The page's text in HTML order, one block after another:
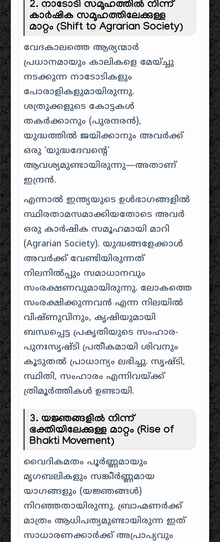
2. നാടോടി സമൂഹത്തിൽ നിന്ന്
കാർഷിക സമൂഹത്തിലേക്കുള്ള
മാറ്റം (Shift to Agrarian Society)
വേദകാലത്തെ ആര്യന്മാർ
പ്രധാനമായും കാലികളെ മേയ്ച്ചു
നടക്കുന്ന നാടോടികളും
പോരാളികളുമായിരുന്നു.
ശത്രുക്കളുടെ കോട്ടകൾ
തകർക്കാനും (പുരന്ദരൻ),
യുദ്ധത്തിൽ ജയിക്കാനും അവർക്ക്
ഒരു ‘യുദ്ധദേവന്റെ’
ആവശ്യമുണ്ടായിരുന്നു—അതാണ്
ഇന്ദ്രൻ.
എന്നാൽ ഇന്ത്യയുടെ ഉൾഭാഗങ്ങളിൽ
സ്ഥിരതാമസമാക്കിയതോടെ അവർ
ഒരു കാർഷിക സമൂഹമായി മാറി
(Agrarian Society). യുദ്ധങ്ങളേക്കാൾ
അവർക്ക് വേണ്ടിയിരുന്നത്
നിലനിൽപ്പും സമാധാനവും
സംരക്ഷണവുമായിരുന്നു. ലോകത്തെ
സംരക്ഷിക്കുന്നവൻ എന്ന നിലയിൽ
വിഷ്ണുവിനും, കൃഷിയുമായി
ബന്ധപ്പെട്ട പ്രകൃതിയുടെ സംഹാര-
പുനഃസൃഷ്ടി പ്രതീകമായി ശിവനും
കൂടുതൽ പ്രാധാന്യം ലഭിച്ചു. സൃഷ്ടി,
സ്ഥിതി, സംഹാരം എന്നിവയ്ക്ക്
ത്രിമൂർത്തികൾ ഉണ്ടായി.
3. യജ്ഞങ്ങളിൽ നിന്ന്
ഭക്തിയിലേക്കുള്ള മാറ്റം (Rise of
Bhakti Movement)
വൈദികമതം പൂർണ്ണമായും
മൃഗബലികളും സങ്കീർണ്ണമായ
യാഗങ്ങളും (യജ്ഞങ്ങൾ)
നിറഞ്ഞതായിരുന്നു. ബ്രാഹ്മണർക്ക്
മാത്രം ആധിപത്യമുണ്ടായിരുന്ന ഇത്
സാധാരണക്കാർക്ക് അപ്രാപ്യവും